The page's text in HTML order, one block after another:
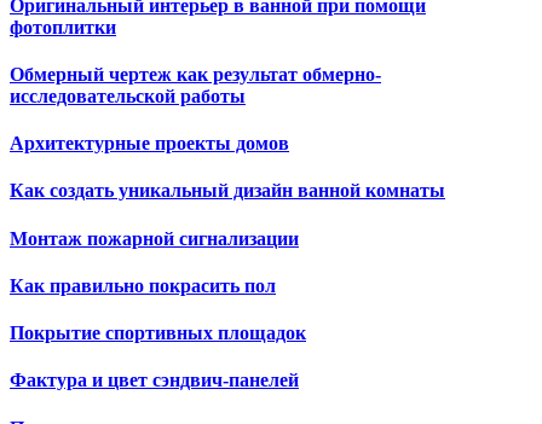
Оригинальный интерьер в ванной при помощи
фотоплитки
Обмерный чертеж как результат обмерно-
исследовательской работы
Архитектурные проекты домов
Как создать уникальный дизайн ванной комнаты
Монтаж пожарной сигнализации
Как правильно покрасить пол
Покрытие спортивных площадок
Фактура и цвет сэндвич-панелей